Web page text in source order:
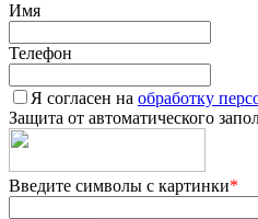
Имя
Телефон
Я согласен на обработку
Защита от автоматического
Введите символы с картинки*